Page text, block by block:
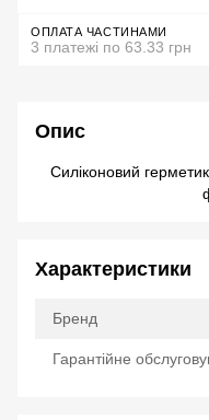
ОПЛАТА ЧАСТИНАМИ
3 платежі по 63.33 грн
Опис
Силіконовий
Характеристики
Бренд
Гарантійне